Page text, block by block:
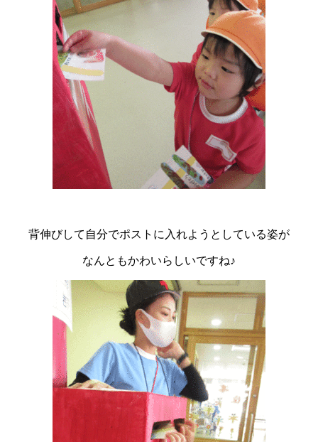
背伸びして自分でポストに入れようとしている姿が
なんともかわいらしいですね♪